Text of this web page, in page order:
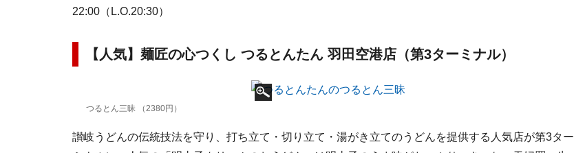
22:00（L.O.20:30）
【人気】麺匠の心つくし つるとんたん 羽田空港店（第3ターミナル）
つるとん三昧 （2380円）
讃岐うどんの伝統技法を守り、打ち立て・切り立て・湯がき立てのうどんを提供する人気店が第3ター